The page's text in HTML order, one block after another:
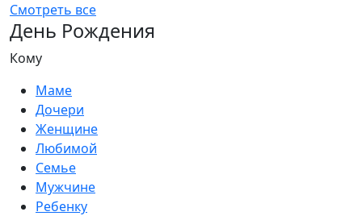
Смотреть все
День Рождения
Кому
Маме
Дочери
Женщине
Любимой
Семье
Мужчине
Ребенку